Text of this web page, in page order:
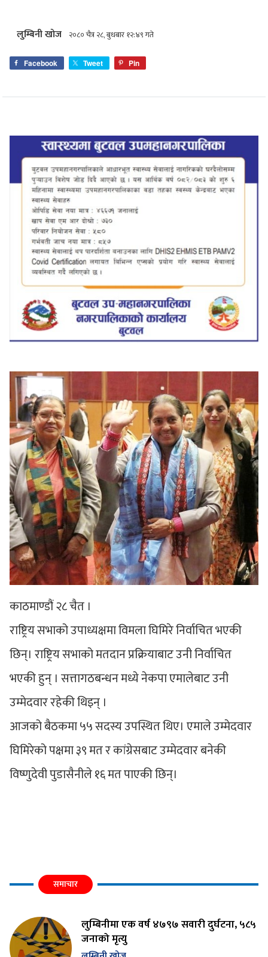
लुम्बिनी खोज २०८० चैत्र २८, बुधबार १२:४९ गते
Facebook Tweet Pin
काठमाण्डौं २८ चैत ।
राष्ट्रिय सभाको उपाध्यक्षमा विमला घिमिरे निर्वाचित भएकी
छिन्। राष्ट्रिय सभाको मतदान प्रक्रियाबाट उनी निर्वाचित
भएकी हुन् । सत्तागठबन्धन मध्ये नेकपा एमालेबाट उनी
उम्मेदवार रहेकी थिइन् ।
आजको बैठकमा ५५ सदस्य उपस्थित थिए। एमाले उम्मेदवार
घिमिरेको पक्षमा ३९ मत र कांग्रेसबाट उम्मेदवार बनेकी
विष्णुदेवी पुडासैनीले १६ मत पाएकी छिन्।
समाचार
लुम्बिनीमा एक वर्ष ४७९७ सवारी दुर्घटना, ५८५
जनाको मृत्यु